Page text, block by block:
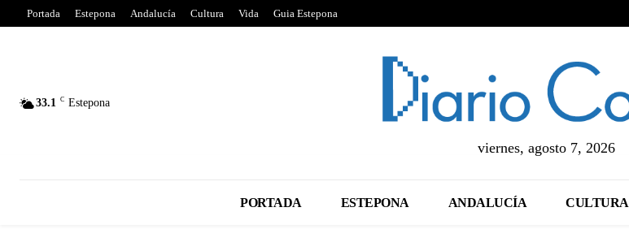
Portada Estepona Andalucía Cultura Vida Guia Estepona
33.1 C Estepona
viernes, agosto 7, 2026
PORTADA ESTEPONA ANDALUCÍA CULTURA